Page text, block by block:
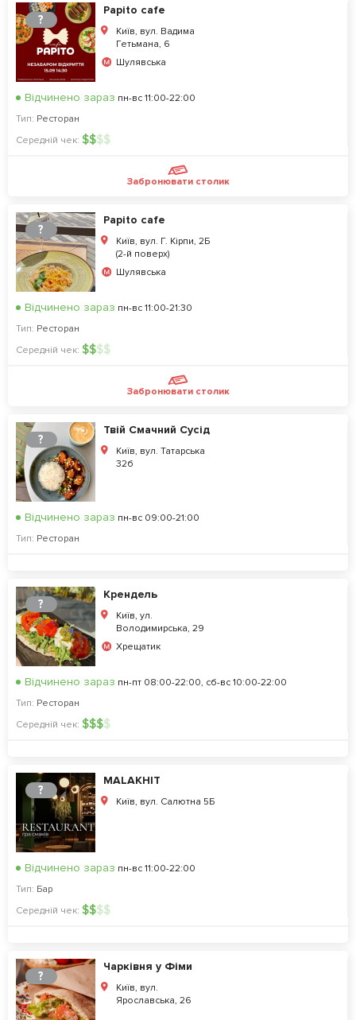
?
Papito cafe
Київ, вул. Вадима
Гетьмана, 6
Шулявська
Відчинено зараз пн-вс 11:00-22:00
Тип: Ресторан
Середній чек: $$$$
Забронювати столик
?
Papito cafe
Київ, вул. Г. Кірпи, 2Б
(2-й поверх)
Шулявська
Відчинено зараз пн-вс 11:00-21:30
Тип: Ресторан
Середній чек: $$$$
Забронювати столик
?
Твій Смачний Сусід
Київ, вул. Татарська
32б
Відчинено зараз пн-вс 09:00-21:00
Тип: Ресторан
?
Крендель
Київ, ул.
Володимирська, 29
Хрещатик
Відчинено зараз пн-пт 08:00-22:00, сб-вс 10:00-22:00
Тип: Ресторан
Середній чек: $$$$
?
MALAKHIT
Київ, вул. Салютна 5Б
Відчинено зараз пн-вс 11:00-22:00
Тип: Бар
Середній чек: $$$$
?
Чарківня у Фіми
Київ, вул.
Ярославська, 26